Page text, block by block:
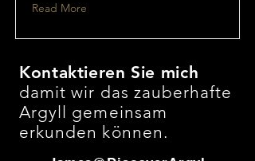
Read More
Kontaktieren Sie mich
damit wir das zauberhafte
Argyll gemeinsam
erkunden können.